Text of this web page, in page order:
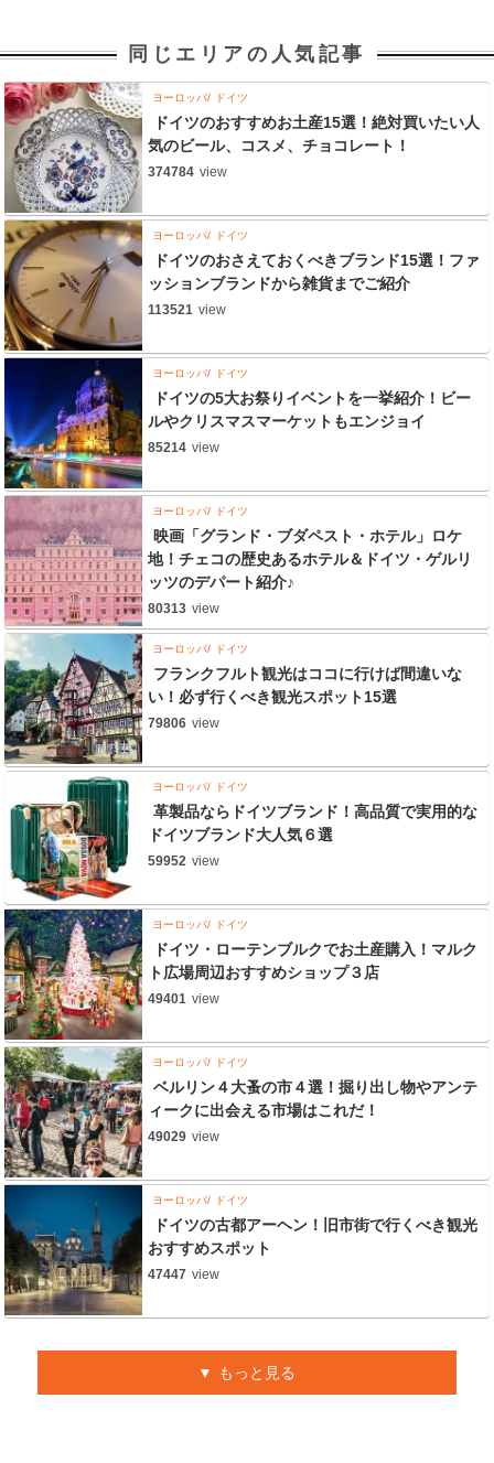
同じエリアの人気記事
ヨーロッパ ドイツ
ドイツのおすすめお土産15選！絶対買いたい人
気のビール、コスメ、チョコレート！
374784 view
ヨーロッパ ドイツ
ドイツのおさえておくべきブランド15選！ファ
ッションブランドから雑貨までご紹介
113521 view
ヨーロッパ ドイツ
ドイツの5大お祭りイベントを一挙紹介！ビー
ルやクリスマスマーケットもエンジョイ
85214 view
ヨーロッパ ドイツ
映画「グランド・ブダペスト・ホテル」ロケ
地！チェコの歴史あるホテル＆ドイツ・ゲルリ
ッツのデパート紹介♪
80313 view
ヨーロッパ ドイツ
フランクフルト観光はココに行けば間違いな
い！必ず行くべき観光スポット15選
79806 view
ヨーロッパ ドイツ
革製品ならドイツブランド！高品質で実用的な
ドイツブランド大人気６選
59952 view
ヨーロッパ ドイツ
ドイツ・ローテンブルクでお土産購入！マルク
ト広場周辺おすすめショップ３店
49401 view
ヨーロッパ ドイツ
ベルリン４大蚤の市４選！掘り出し物やアンテ
ィークに出会える市場はこれだ！
49029 view
ヨーロッパ ドイツ
ドイツの古都アーヘン！旧市街で行くべき観光
おすすめスポット
47447 view
もっと見る